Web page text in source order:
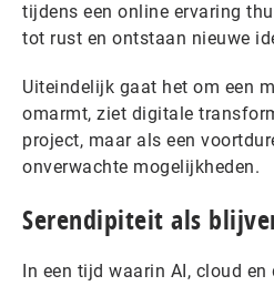
tijdens een online ervaring
tot rust en ontstaan nieuwe
Uiteindelijk gaat het om een
omarmt, ziet digitale
project, maar als een
onverwachte mogelijkheden.
Serendipiteit als
In een tijd waarin AI, cloud